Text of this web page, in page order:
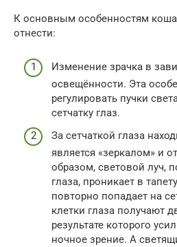
К основным особенностям
отнести:
Изменение зрачка в
освещённости. Эта
регулировать пучки
сетчатку глаз.
За сетчаткой глаза
является «зеркалом» и
образом, световой луч,
глаза, проникает в
повторно попадает на
клетки глаза получают
результате которого
ночное зрение. А